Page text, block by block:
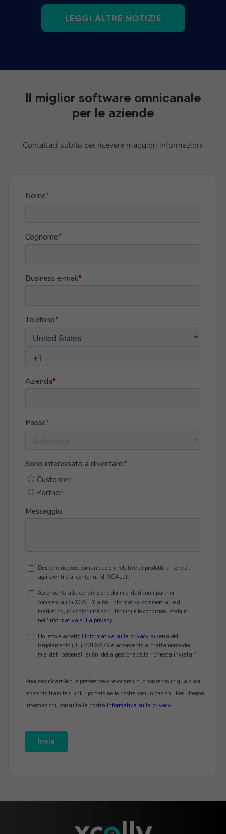
LEGGI ALTRE NOTIZIE
Il miglior software omnicanale
per le aziende
Contattaci subito per ricevere maggiori informazioni